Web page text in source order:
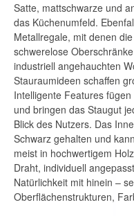
Satte, mattschwarze und
das Küchen­umfeld.
Metallregale, mit denen
schwerelose
industriell angehauchten
Stauraum­ideen schaffen
Intelligente Features
und bringen das Staugut
Blick des Nutzers. Das
Schwarz gehalten und
meist in hochwertigem
Draht, individuell
Natürlichkeit mit hinein –
Oberflächenstrukturen,